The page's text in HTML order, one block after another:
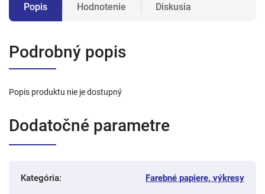
Popis Hodnotenie Diskusia
Podrobný popis
Popis produktu nie je dostupný
Dodatočné parametre
Kategória: Farebné papiere, výkresy